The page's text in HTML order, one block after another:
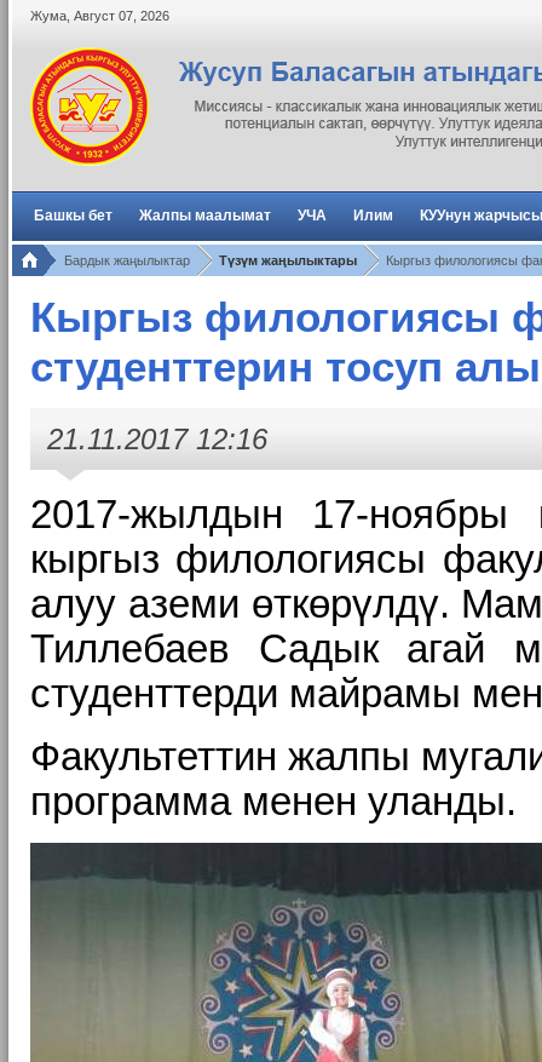
Жума Август 07 2026
Башкы бет Жалпы маалымат УЧА Илим КУУнун жарчысы
Бардык жаңылыктар Түзүм жаңылыктары Кыргыз филологиясы
Кыргыз филологиясы
студенттерин тосуп
21.11.2017 12:16
2017-жылдын 17-ноябры
кыргыз филологиясы
алуу аземи өткөрүлдү.
Тиллебаев Садык агай
студенттерди майрамы
Факультеттин жалпы
программа менен уланды.